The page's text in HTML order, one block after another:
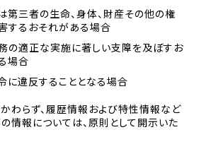
第三者の生命、身体、財産その他の権
するおそれがある場合
の適正な実施に著しい支障を及ぼすお
場合
に違反することとなる場合
わらず、履歴情報および特性情報など
情報については、原則として開示いた